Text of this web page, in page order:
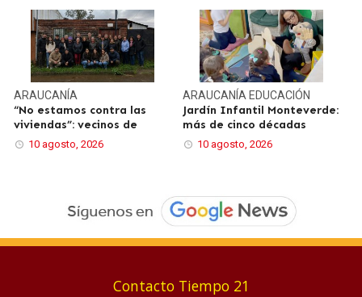
ARAUCANÍA
“No estamos contra las
viviendas”: vecinos de
10 agosto, 2026
ARAUCANÍA EDUCACIÓN
Jardín Infantil Monteverde:
más de cinco décadas
10 agosto, 2026
Contacto Tiempo 21